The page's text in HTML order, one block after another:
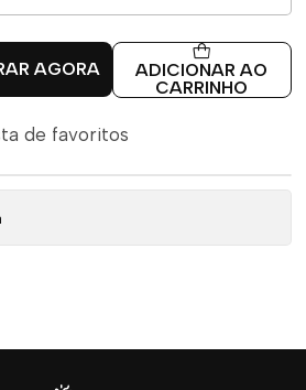
ADICIONAR AO
CARRINHO
AGORA
de favoritos